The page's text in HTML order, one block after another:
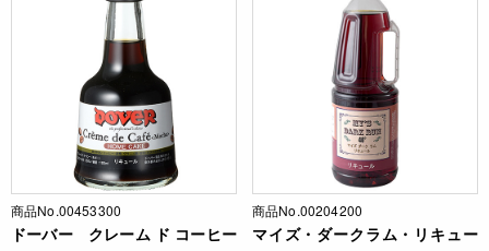
商品No.00453300
ドーバー クレーム ド コーヒー
商品No.00204200
マイズ・ダークラム・リキュー